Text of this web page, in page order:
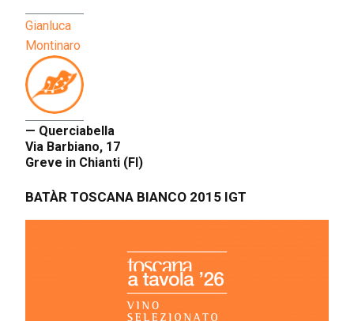
Gianluca
Montinaro
— Querciabella
Via Barbiano, 17
Greve in Chianti (FI)
BATÀR TOSCANA BIANCO 2015 IGT